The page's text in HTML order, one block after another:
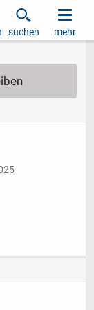
suchen mehr